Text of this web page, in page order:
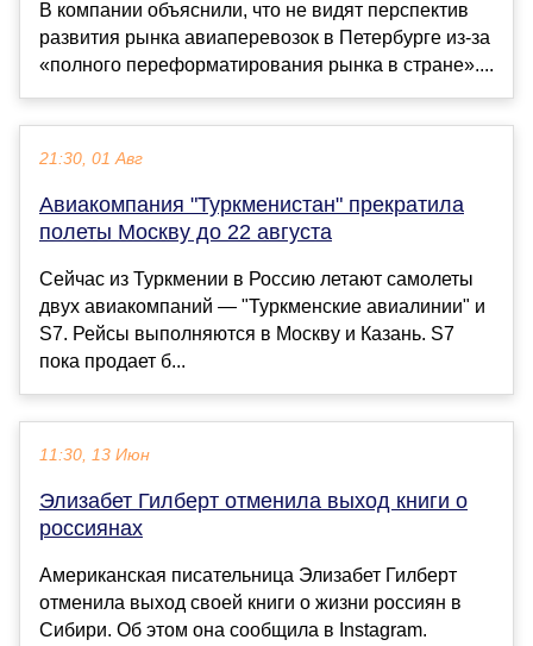
В компании объяснили, что не видят перспектив
развития рынка авиаперевозок в Петербурге из-за
«полного переформатирования рынка в стране»....
21:30, 01 Авг
Авиакомпания "Туркменистан" прекратила
полеты Москву до 22 августа
Сейчас из Туркмении в Россию летают самолеты
двух авиакомпаний — "Туркменские авиалинии" и
S7. Рейсы выполняются в Москву и Казань. S7
пока продает б...
11:30, 13 Июн
Элизабет Гилберт отменила выход книги о
россиянах
Американская писательница Элизабет Гилберт
отменила выход своей книги о жизни россиян в
Сибири. Об этом она сообщила в Instagram.